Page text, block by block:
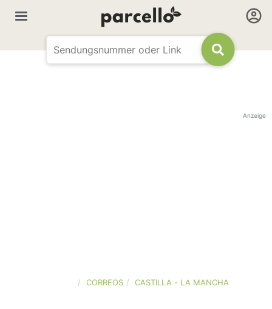
Anzeige
CORREOS CASTILLA - LA MANCHA